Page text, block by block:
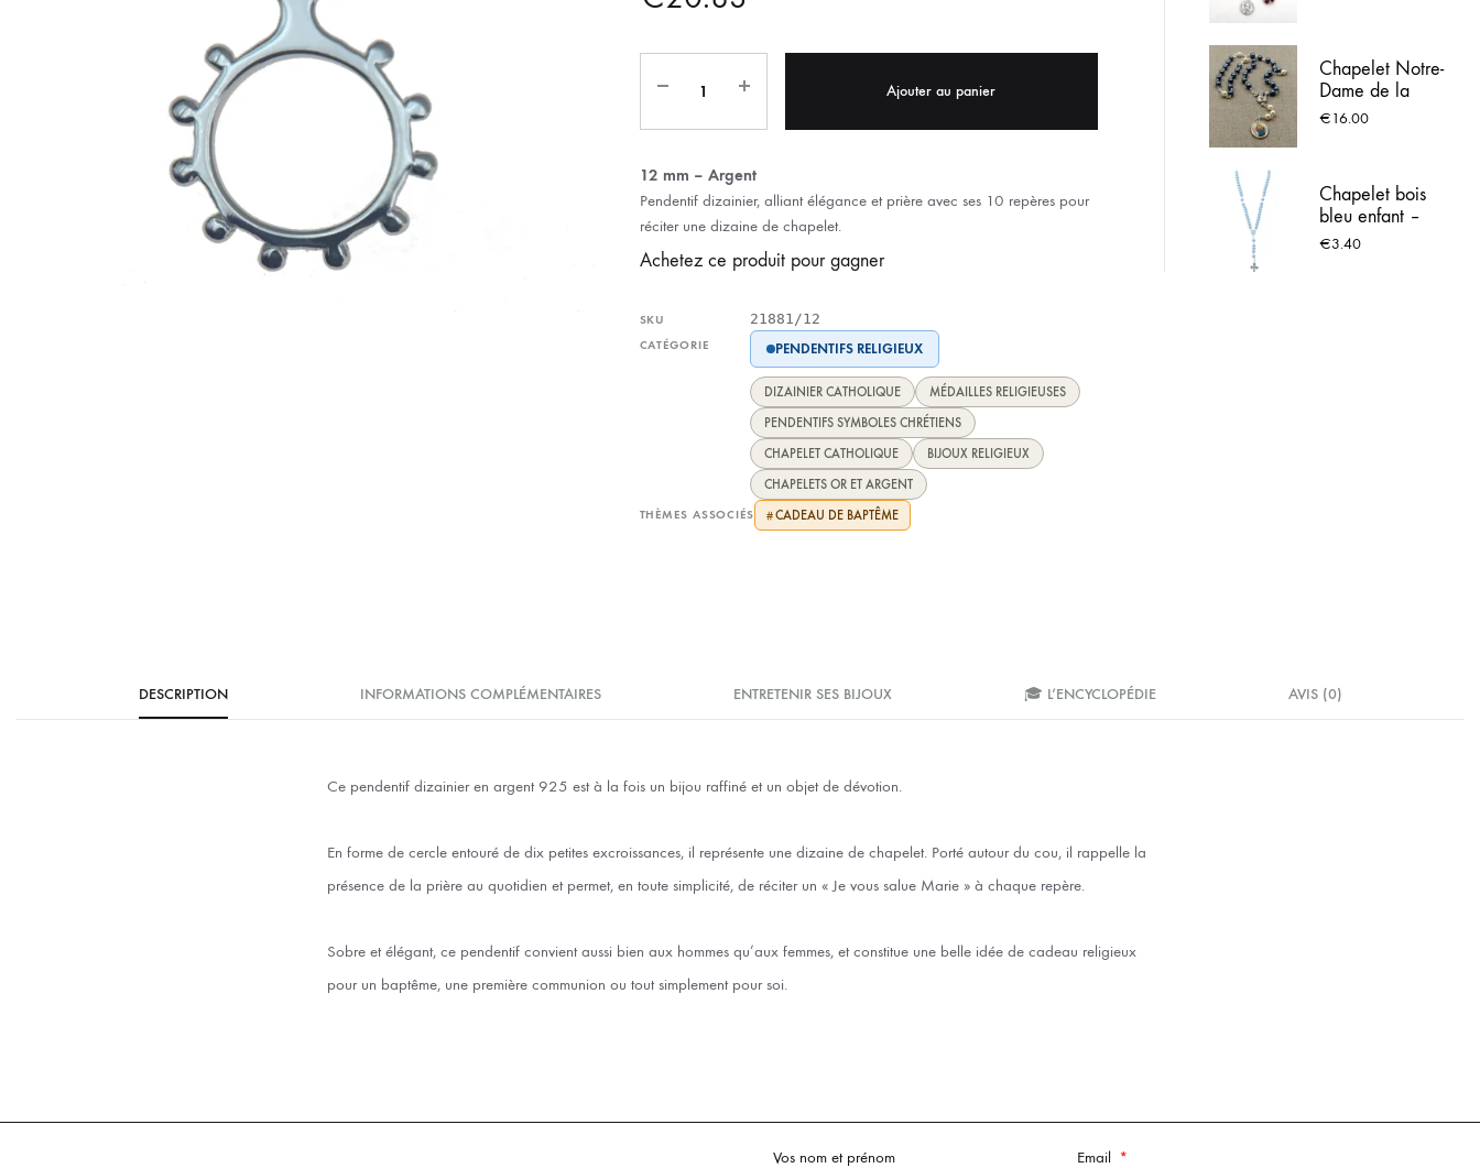
MÉDAILLES JÉSUS
MÉDAILLE SAINTS
MÉDAILLES ENFANTS
EX-VOTOS ET COEURS SACRÉS
BOUGIES ET CIERGES
CUSTODES ET PYXIDES
Ajouter au panier
12 mm – Argent
Pendentif dizainier, alliant élégance et prière avec ses 10 repères pour
réciter une dizaine de chapelet.
Achetez ce produit pour gagner
SKU 21881/12
CATÉGORIE PENDENTIFS RELIGIEUX
DIZAINIER CATHOLIQUE
MÉDAILLES RELIGIEUSES
PENDENTIFS SYMBOLES CHRÉTIENS
CHAPELET CATHOLIQUE
BIJOUX RELIGIEUX
CHAPELETS OR ET ARGENT
THÈMES ASSOCIÉS #CADEAU DE BAPTÊME
Chapelet Notre-
Dame de la
Charité
€16.00
Chapelet bois
bleu enfant –
Croix de Lourdes
€3.40
DESCRIPTION INFORMATIONS COMPLÉMENTAIRES ENTRETENIR SES BIJOUX 🎓 L’ENCYCLOPÉDIE AVIS (0)
Ce pendentif dizainier en argent 925 est à la fois un bijou raffiné et un objet de dévotion.
En forme de cercle entouré de dix petites excroissances, il représente une dizaine de chapelet. Porté autour du cou, il rappelle la
présence de la prière au quotidien et permet, en toute simplicité, de réciter un « Je vous salue Marie » à chaque repère.
Sobre et élégant, ce pendentif convient aussi bien aux hommes qu’aux femmes, et constitue une belle idée de cadeau religieux
pour un baptême, une première communion ou tout simplement pour soi.
Vos nom et prénom Email